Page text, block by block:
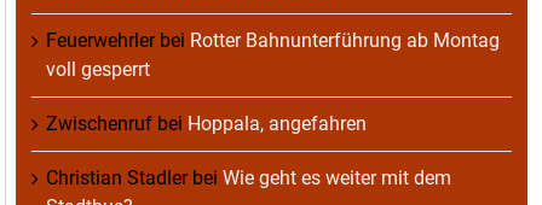
Feuerwehrlerbei Rotter Bahnunterführung ab Montag
voll gesperrt
Zwischenruf bei Hoppala, angefahren
Christian Stadlerbei Wie geht es weiter mit dem